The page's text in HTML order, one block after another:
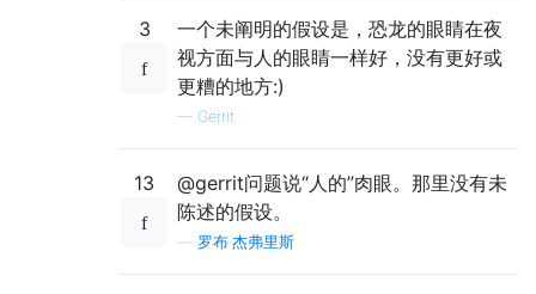
3
一个未阐明的假设是，恐龙的眼睛在夜
视方面与人的眼睛一样好，没有更好或
更糟的地方:)
— Gerrit
13
@gerrit问题说“人的”肉眼。那里没有未
陈述的假设。
罗布·杰弗里斯